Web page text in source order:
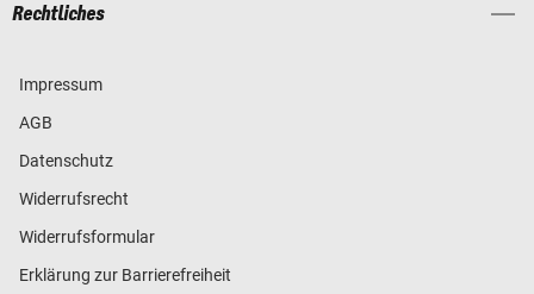
Rechtliches
Impressum
AGB
Datenschutz
Widerrufsrecht
Widerrufsformular
Erklärung zur Barrierefreiheit